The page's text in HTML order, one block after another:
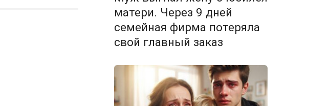
матери. Через 9 дней
семейная фирма потеряла
свой главный заказ